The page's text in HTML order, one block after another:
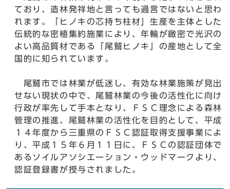
ており、造林発祥地と言っても過言ではないと思わ
れます。「ヒノキの芯持ち柱材」生産を主体とした
伝統的な密植集約施業により、年輪が緻密で光沢の
よい高品質材である「尾鷲ヒノキ」の産地として全
国的に知られています。
尾鷲市では林業が低迷し、有効な林業施策が見出
せない現状の中で、尾鷲林業の今後の活性化に向け
行政が率先して手本となり、ＦＳＣ理念による森林
管理の推進、尾鷲林業の活性化を目的として、平成
１４年度から三重県のＦＳＣ認証取得支援事業によ
り、平成１５年６月１１日に、ＦＳＣの認証団体で
あるソイルアソシエーション・ウッドマークより、
認証登録書が授与されました。